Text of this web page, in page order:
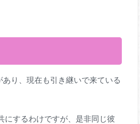
り、現在も引き継いで来ている
にするわけですが、是非同じ彼